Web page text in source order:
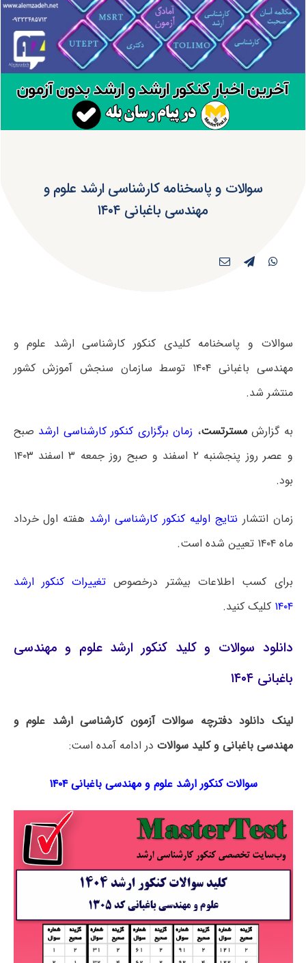
سوالات و پاسخنامه کارشناسی ارشد علوم و
مهندسی باغبانی ۱۴۰۴
سوالات و پاسخنامه کلیدی کنکور کارشناسی ارشد علوم و
مهندسی باغبانی ۱۴۰۴ توسط سازمان سنجش آموزش کشور
منتشر شد.
به گزارشمسترتست، زمان برگزاری کنکور کارشناسی ارشد صبح
و عصر روز پنجشنبه ۲ اسفند و صبح روز جمعه ۳ اسفند ۱۴۰۳
بود.
زمان انتشار نتایج اولیه کنکور کارشناسی ارشد هفته اول خرداد
ماه ۱۴۰۴ تعیین شده است.
برای کسب اطلاعات بیشتر درخصوص تغییرات کنکور ارشد
۱۴۰۴ کلیک کنید.
دانلود سوالات و کلید کنکور ارشد علوم و مهندسی
باغبانی ۱۴۰۴
لینک دانلود دفترچه سوالات آزمون کارشناسی ارشد علوم و
مهندسی باغبانی و کلید سوالات در ادامه آمده است:
سوالات کنکور ارشد علوم و مهندسی باغبانی ۱۴۰۴